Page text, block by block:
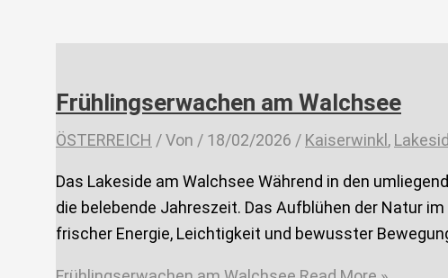
Frühlingserwachen am Walchsee
ÖSTERREICH / Von / 18/02/2026 / Kaiserwinkl ,
Das Lakeside am Walchsee Während in den
die belebende Jahreszeit. Das Aufblühen der Natur
frischer Energie, Leichtigkeit und bewusster